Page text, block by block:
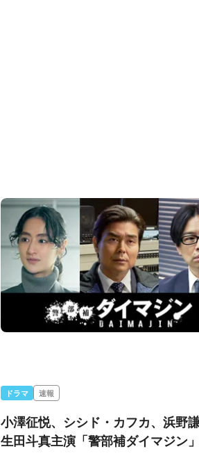
ドラマ 速報
小澤征悦、シシド・カフカ、浜野謙
生田斗真主演「警部補ダイマジン